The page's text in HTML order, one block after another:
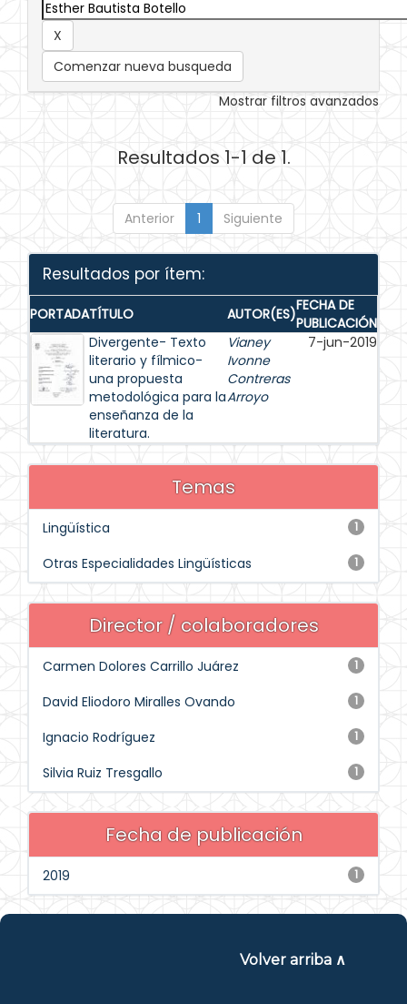
Comenzar nueva busqueda
Mostrar filtros avanzados
Resultados 1-1 de 1.
Anterior 1 Siguiente
Resultados por ítem:
PORTADATÍTULO AUTOR(ES)FECHA DE
PUBLICACIÓN
Divergente- Texto
literario y fílmico-
una propuesta
metodológica para la
enseñanza de la
literatura.
Vianey
Ivonne
Contreras
Arroyo
7-jun-2019
Temas
1
Lingüística
1
Otras Especialidades Lingüísticas
Director / colaboradores
1
Carmen Dolores Carrillo Juárez
1
David Eliodoro Miralles Ovando
1
Ignacio Rodríguez
1
Silvia Ruiz Tresgallo
Fecha de publicación
1
2019
Volver arriba ∧